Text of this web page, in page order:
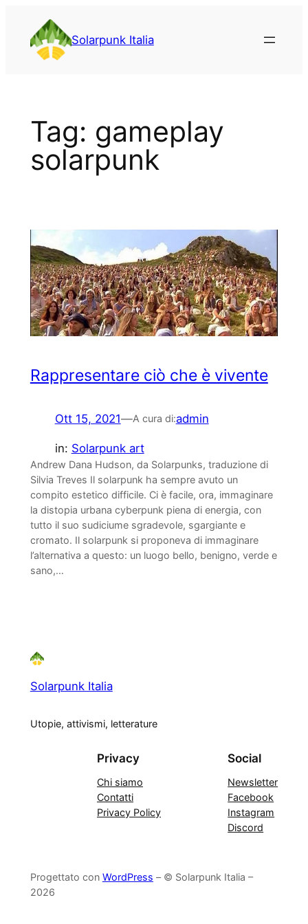
contenuto
Solarpunk Italia
Tag: gameplay
solarpunk
Rappresentare ciò che è vivente
Ott 15, 2021—A cura di:admin
in: Solarpunk art
Andrew Dana Hudson, da Solarpunks, traduzione di
Silvia Treves Il solarpunk ha sempre avuto un
compito estetico difficile. Ci è facile, ora, immaginare
la distopia urbana cyberpunk piena di energia, con
tutto il suo sudiciume sgradevole, sgargiante e
cromato. Il solarpunk si proponeva di immaginare
l’alternativa a questo: un luogo bello, benigno, verde e
sano,…
Solarpunk Italia
Utopie, attivismi, letterature
Privacy
Chi siamo
Contatti
Privacy Policy
Social
Newsletter
Facebook
Instagram
Discord
Progettato con WordPress – © Solarpunk Italia –
2026